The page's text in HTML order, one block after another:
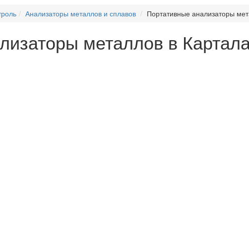
Анализаторы металлов и сплавов Портативные анализаторы
металлов в